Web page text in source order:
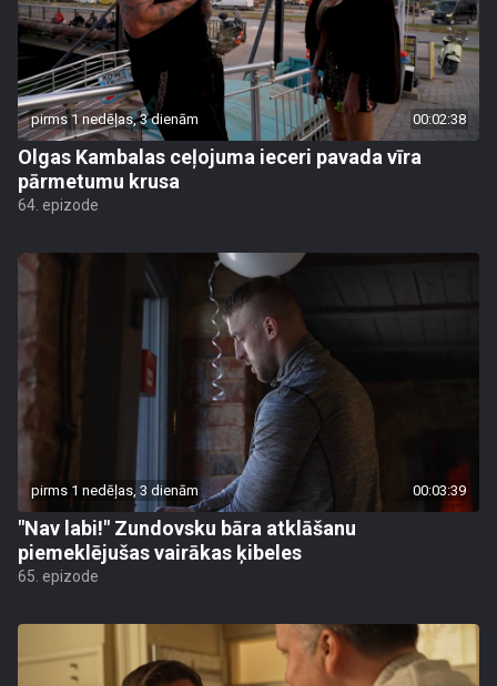
pirms 1 nedēļas, 3 dienām 00:02:38
Olgas Kambalas ceļojuma ieceri pavada vīra
pārmetumu krusa
64. epizode
pirms 1 nedēļas, 3 dienām 00:03:39
"Nav labi!" Zundovsku bāra atklāšanu
piemeklējušas vairākas ķibeles
65. epizode